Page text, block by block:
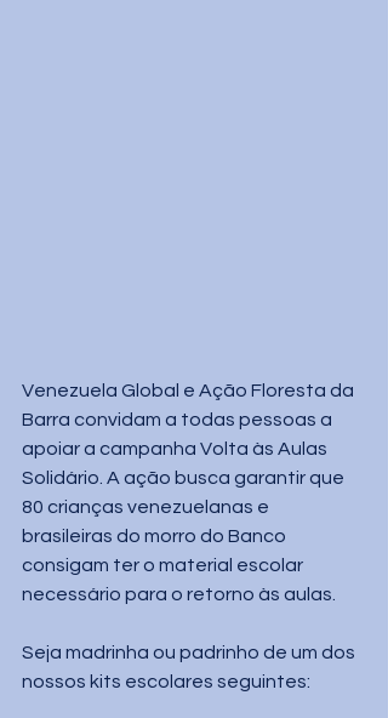
Venezuela Global e Ação Floresta da
Barra convidam a todas pessoas a
apoiar a campanha Volta às Aulas
Solidário. A ação busca garantir que
80 crianças venezuelanas e
brasileiras do morro do Banco
consigam ter o material escolar
necessário para o retorno às aulas.
Seja madrinha ou padrinho de um dos
nossos kits escolares seguintes: